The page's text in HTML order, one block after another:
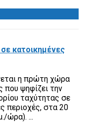
κατοικημένες
η πρώτη χώρα
που ψηφίζει την
ταχύτητας σε
περιοχές, στα 20
ώρα). ...